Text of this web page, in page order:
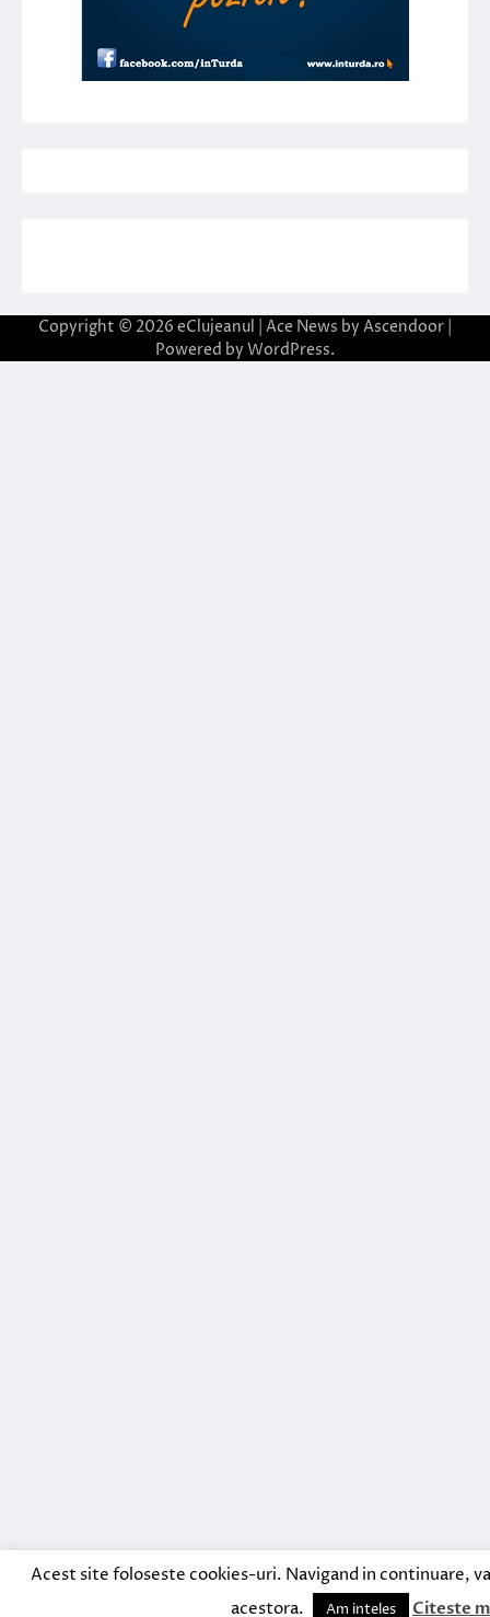
Copyright © 2026 eClujeanul | Ace News by Ascendoor
Powered by WordPress.
Acest site foloseste cookies-uri. Navigand in continuare,
acestora.
Am inteles Citeste